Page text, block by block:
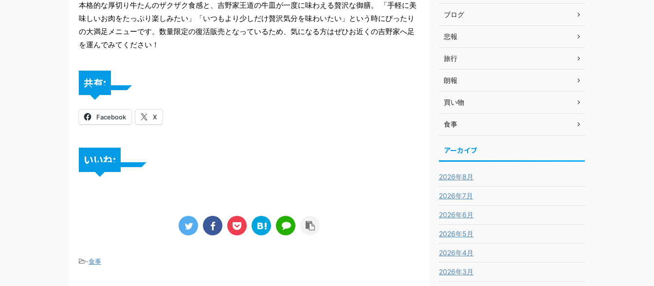
本格的な厚切り牛たんのザクザク食感と、吉野家王道の牛皿が一度に味わえる贅沢な御膳。 「手軽に美
味しいお肉をたっぷり楽しみたい」「いつもより少しだけ贅沢気分を味わいたい」という時にぴったり
の大満足メニューです。数量限定の復活販売となっているため、気になる方はぜひお近くの吉野家へ足
を運んでみてください！
共有:
Facebook X
いいね:
-食事
ブログ
悲報
旅行
朗報
買い物
食事
アーカイブ
2026年8月
2026年7月
2026年6月
2026年5月
2026年4月
2026年3月